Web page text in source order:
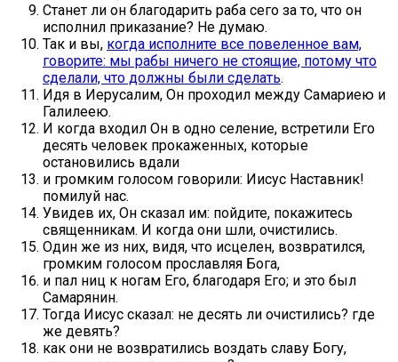
Станет ли он благодарить раба сего за то, что он
исполнил приказание? Не думаю.
Так и вы, когда исполните все повеленное вам,
говорите: мы рабы ничего не стоящие, потому что
сделали, что должны были сделать.
Идя в Иерусалим, Он проходил между Самариею и
Галилеею.
И когда входил Он в одно селение, встретили Его
десять человек прокаженных, которые
остановились вдали
и громким голосом говорили: Иисус Наставник!
помилуй нас.
Увидев их, Он сказал им: пойдите, покажитесь
священникам. И когда они шли, очистились.
Один же из них, видя, что исцелен, возвратился,
громким голосом прославляя Бога,
и пал ниц к ногам Его, благодаря Его; и это был
Самарянин.
Тогда Иисус сказал: не десять ли очистились? где
же девять?
как они не возвратились воздать славу Богу,